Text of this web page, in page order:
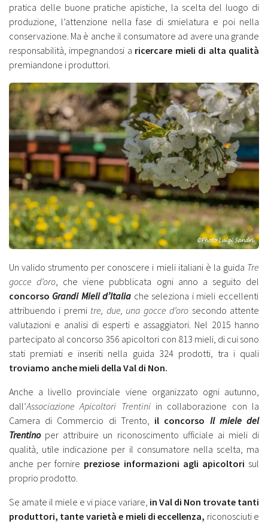
pratica delle buone pratiche apistiche, la scelta del luogo di
produzione, l’attenzione nella fase di smielatura e poi nella
conservazione. Ma è anche il consumatore ad avere una grande
responsabilità, impegnandosi a ricercare mieli di alta qualità
premiandone i produttori.
Un valido strumento per conoscere i mieli italiani è la guida Tre
gocce d’oro, che viene pubblicata ogni anno a seguito del
concorso Grandi Mieli d’Italia che seleziona i mieli eccellenti
attribuendo i premi tre, due, una gocce d’oro secondo attente
valutazioni e analisi di esperti e assaggiatori. Nel 2015 hanno
partecipato al concorso 356 apicoltori con 813 mieli, di cui sono
stati premiati e inseriti nella guida 324 prodotti, tra i quali
troviamo anche mieli della Val di Non.
Anche a livello provinciale viene organizzato ogni autunno,
dall’Associazione Apicoltori Trentiniin collaborazione con la
Camera di Commercio di Trento, il concorso Il miele del
Trentinoper attribuire un riconoscimento ufficiale ai mieli di
qualità, utile indicazione per il consumatore nella scelta, ma
anche per fornire preziose informazioni agli apicoltori sul
proprio prodotto.
Se amate il miele e vi piace variare, in Val di Non trovate tanti
produttori, tante varietà e mieli di eccellenza, riconosciuti e